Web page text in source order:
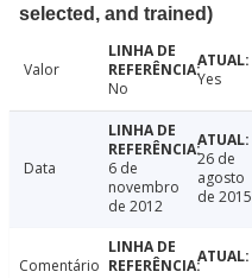
selected, and trained)
Valor
No
Yes
Data
6 de
novembro
de 2012
26 de
agosto
de 2015
Comentário